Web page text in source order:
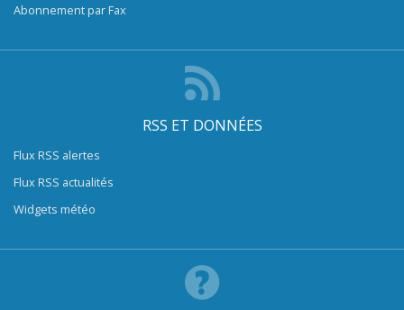
Abonnement par Fax
RSS ET DONNÉES
Flux RSS alertes
Flux RSS actualités
Widgets météo